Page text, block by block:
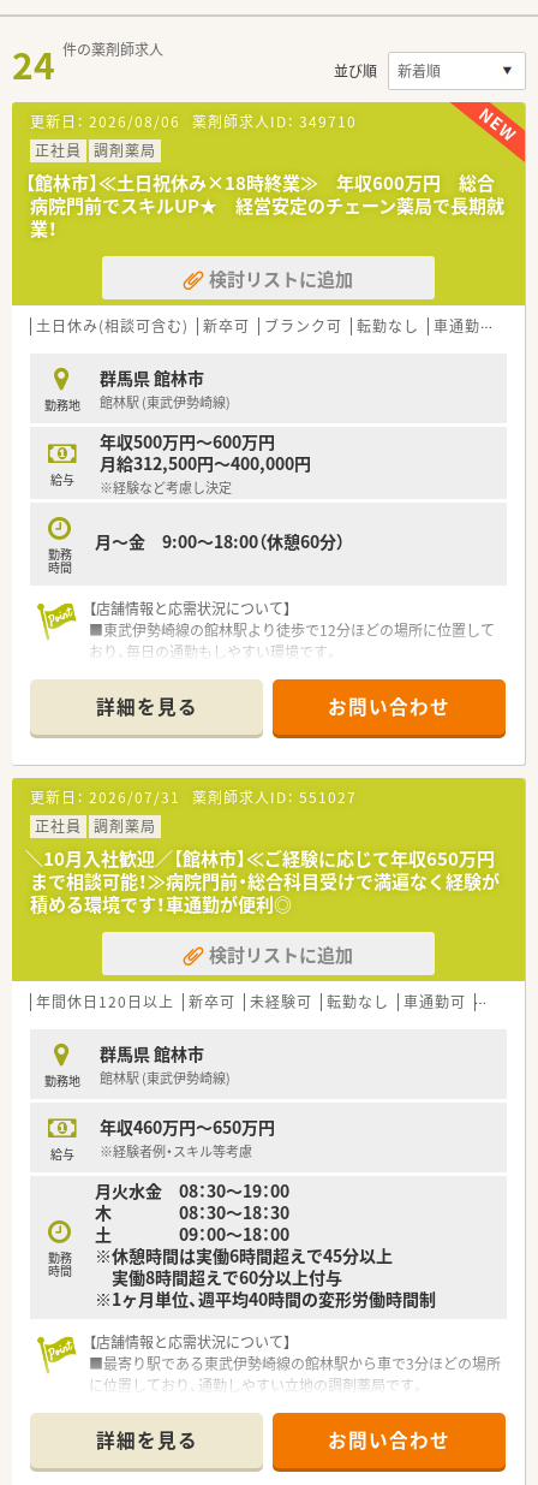
24 件の薬剤師求人
並び順
更新日： 2026/08/06 薬剤師求人ID： 349710
正社員
調剤薬局
【館林市】≪土日祝休み×18時終業≫ 年収600万円 総合
病院門前でスキルUP★ 経営安定のチェーン薬局で長期就
業！
検討リストに追加
土日休み(相談可含む) 新卒可 ブランク可 転勤なし 車通勤可
勤務地
群馬県 館林市
館林駅 (東武伊勢崎線)
給与
年収500万円～600万円
月給312,500円～400,000円
※経験など考慮し決定
勤務
時間
月～金 9:00～18:00（休憩60分）
【店舗情報と応需状況について】
■東武伊勢崎線の館林駅より徒歩で12分ほどの場所に位置して
おり、毎日の通勤もしやすい環境です。
程度応需している調剤薬局です。
■現在は常勤の薬剤師が1名と非常勤の薬剤師が1名在籍してお
り、協力して業務を行っています。
【法人特徴について】
■群馬県を中心に東京や神奈川などの首都圏エリアにて、合計
39店舗を展開している安定企業です。
■調剤薬局の運営以外にも不動産やホテル事業などを手がけて
おり、多角的な経営を行っています。
■今後もM&Aなどを通じて店舗網の拡大を計画しており、成長
性と将来性を兼ね備えた法人です。
【求人情報について】
■希少な土日祝休みでありながら18時終業という好条件のた
め、プライベートを重視できます。
が可能であり、高待遇が期待できます。
■転居を伴う転勤は発生しないため、慣れ親しんだ地域で腰を据
えて長く働くことが可能です。
【勤務実態について】
■平日の営業時間は18時までとなっており、残業も少ないため
■お休みは土日祝日が定休となっているため、週末の予定が立て
やすくリフレッシュしやすいです。
■近隣エリアに系列店舗が複数あるため、急な欠員が出た際もヘ
ルプ体制が整っており安心です。
詳細を見る お問い合わせ
更新日： 2026/07/31 薬剤師求人ID： 551027
正社員
調剤薬局
＼10月入社歓迎／【館林市】≪ご経験に応じて年収650万円
まで相談可能！≫病院門前・総合科目受けで満遍なく経験が
積める環境です！車通勤が便利◎
検討リストに追加
年間休日120日以上 新卒可 未経験可 転勤なし 車通勤可 高給与
勤務地
群馬県 館林市
館林駅 (東武伊勢崎線)
給与
年収460万円～650万円
※経験者例・スキル等考慮
勤務
時間
月火水金 08：30～19：00
木 08：30～18：30
土 09：00～18：00
※休憩時間は実働6時間超えで45分以上
実働8時間超えで60分以上付与
※1ヶ月単位、週平均40時間の変形労働時間制
【店舗情報と応需状況について】
■最寄り駅である東武伊勢崎線の館林駅から車で3分ほどの場所
に位置しており、通勤しやすい立地の調剤薬局です。
80枚応需し、幅広い医薬品を取り扱っています。
■常時5名の薬剤師と4名の事務スタッフが連携して業務にあた
っており、手厚い人員配置で円滑に運営しています。
詳細を見る お問い合わせ